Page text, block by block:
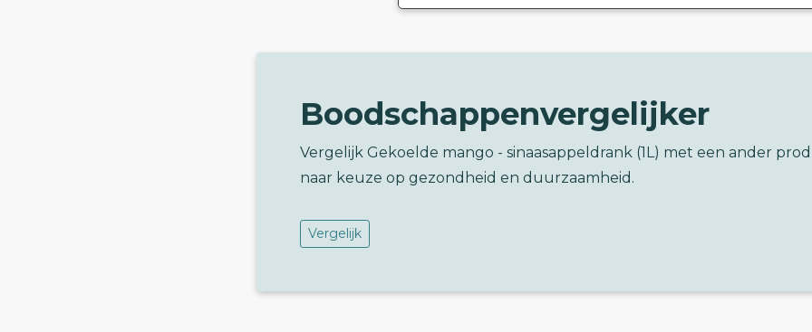
Boodschappenvergelijker
Vergelijk Gekoelde mango - sinaasappeldrank (1L) met een ander
naar keuze op gezondheid en duurzaamheid.
Vergelijk